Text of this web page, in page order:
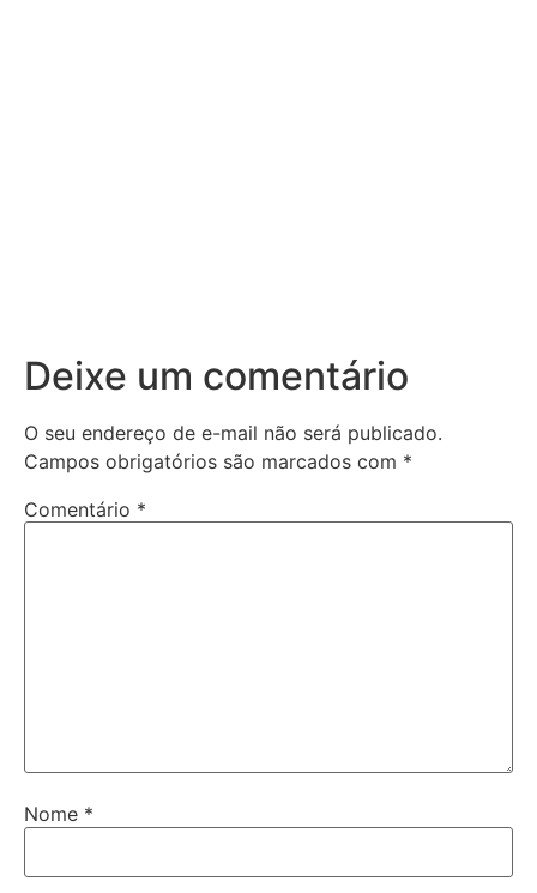
Deixe um comentário
O seu endereço de e-mail não será publicado.
Campos obrigatórios são marcados com *
Comentário *
Nome *